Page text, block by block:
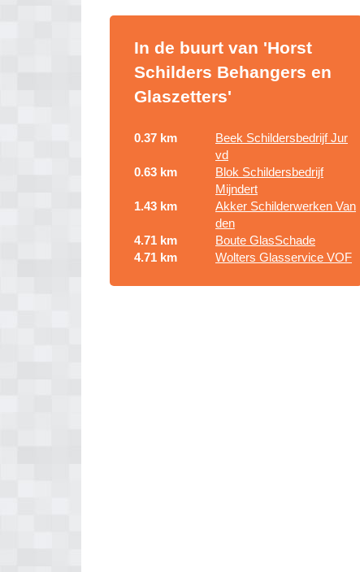
In de buurt van 'Horst
Schilders Behangers en
Glaszetters'
0.37 km
Beek Schildersbedrijf Jur
vd
0.63 km
Blok Schildersbedrijf
Mijndert
1.43 km
Akker Schilderwerken Van
den
4.71 km
Boute GlasSchade
4.71 km
Wolters Glasservice VOF